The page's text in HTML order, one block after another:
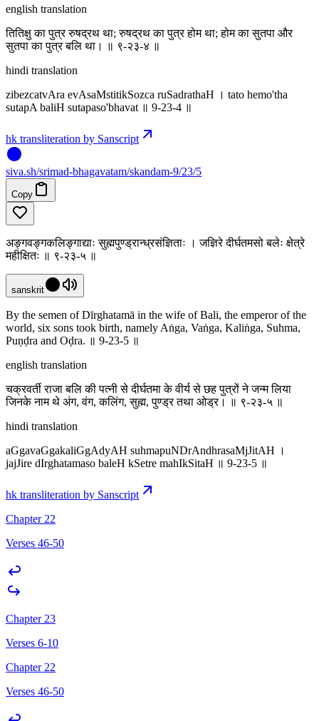
english translation
तितिक्षु का पुत्र रुषद्रथ था; रुषद्रथ का पुत्र होम था; होम का सुतपा और
सुतपा का पुत्र बलि था। ॥ ९-२३-४ ॥
hindi translation
zibezcatvAra evAsaMstitikSozca ruSadrathaH । tato hemo'tha
sutapA baliH sutapaso'bhavat ॥ 9-23-4 ॥
hk transliteration by Sanscript
siva.sh/srimad-bhagavatam/skandam-9/23/5
Copy
अङ्गवङ्गकलिङ्गाद्याः सुह्मपुण्ड्रान्ध्रसंज्ञिताः । जज्ञिरे दीर्घतमसो बलेः क्षेत्रे
महीक्षितः ॥ ९-२३-५ ॥
sanskrit
By the semen of Dīrghatamā in the wife of Bali, the emperor of the
world, six sons took birth, namely Aṅga, Vaṅga, Kaliṅga, Suhma,
Puṇḍra and Oḍra. ॥ 9-23-5 ॥
english translation
चक्रवर्ती राजा बलि की पत्नी से दीर्घतमा के वीर्य से छह पुत्रों ने जन्म लिया
जिनके नाम थे अंग, वंग, कलिंग, सुह्म, पुण्ड्र तथा ओड्र। ॥ ९-२३-५ ॥
hindi translation
aGgavaGgakaliGgAdyAH suhmapuNDrAndhrasaMjJitAH ।
jajJire dIrghatamaso baleH kSetre mahIkSitaH ॥ 9-23-5 ॥
hk transliteration by Sanscript
Chapter 22
Verses 46-50
Chapter 23
Verses 6-10
Chapter 22
Verses 46-50